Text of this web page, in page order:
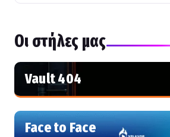
Οι στήλες μας
Vault 404
Face to Face